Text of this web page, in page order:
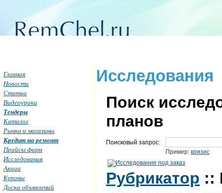
Исследования
Поиск
планов
Поисковый запрос:
Пример: кризис
Рубрикатор ::
Главная
Новости
Статьи
Видеоуроки
Тендеры
Каталог
Рынки и магазины
Кредит на ремонт
Прайсы фирм
Исследования
Акции
Купоны
Доска объявлений